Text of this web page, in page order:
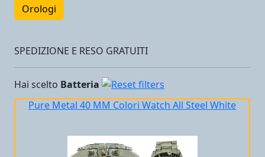
Orologi
SPEDIZIONE E RESO GRATUITI
Hai scelto Batteria
Pure Metal 40 MM Colori Watch All Steel White